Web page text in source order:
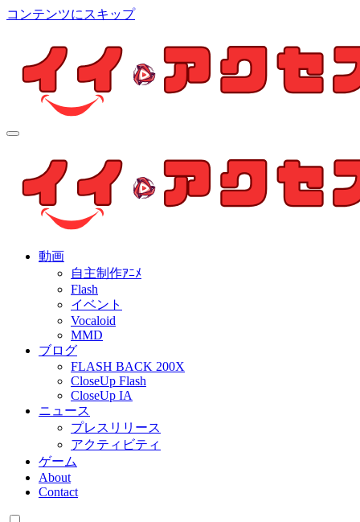
コンテンツにスキップ
個人制作アニメを中心とした動画紹介ブログ
動画
自主制作ｱﾆﾒ
Flash
イベント
Vocaloid
MMD
ブログ
FLASH BACK 200X
CloseUp Flash
CloseUp IA
ニュース
プレスリリース
アクティビティ
ゲーム
About
Contact